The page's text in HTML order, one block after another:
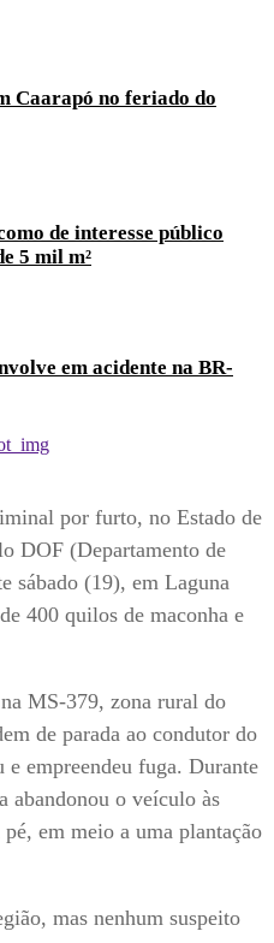
Caarapó no feriado do
de interesse público
5 mil m²
em acidente na BR-
por furto, no Estado de
DOF (Departamento de
sábado (19), em Laguna
400 quilos de maconha e
MS-379, zona rural do
de parada ao condutor do
e empreendeu fuga. Durante
abandonou o veículo às
em meio a uma plantação
mas nenhum suspeito